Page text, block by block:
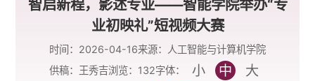
智启新程，影述专业——智能学院举办“专
业初映礼”短视频大赛
时间：2026-04-16来源：人工智能与计算机学院
供稿：王秀吉浏览： 132字体： 小 中 大